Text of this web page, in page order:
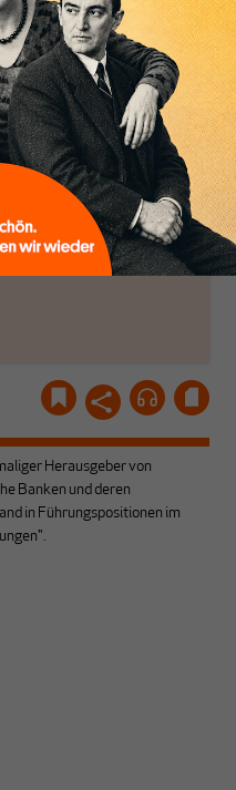
Sie auch frische
Dann folgen Sie
dem Button.
ABONNIEREN SIE
MAKROSKOP
Abonnent? Dann
Herausgeber von
Banken und deren
in Führungspositionen im